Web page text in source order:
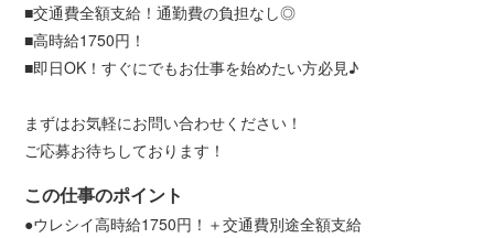
■交通費全額支給！通勤費の負担なし◎
■高時給1750円！
■即日OK！すぐにでもお仕事を始めたい方必見♪
まずはお気軽にお問い合わせください！
ご応募お待ちしております！
この仕事のポイント
●ウレシイ高時給1750円！＋交通費別途全額支給